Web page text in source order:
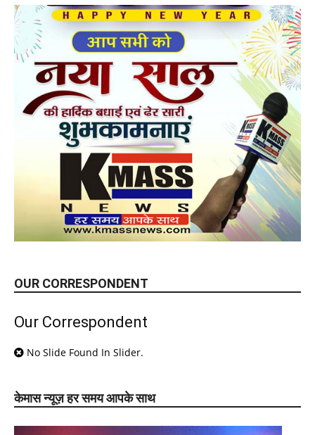
OUR CORRESPONDENT
Our Correspondent
No Slide Found In Slider.
केमास न्यूज़ हर समय आपके साथ